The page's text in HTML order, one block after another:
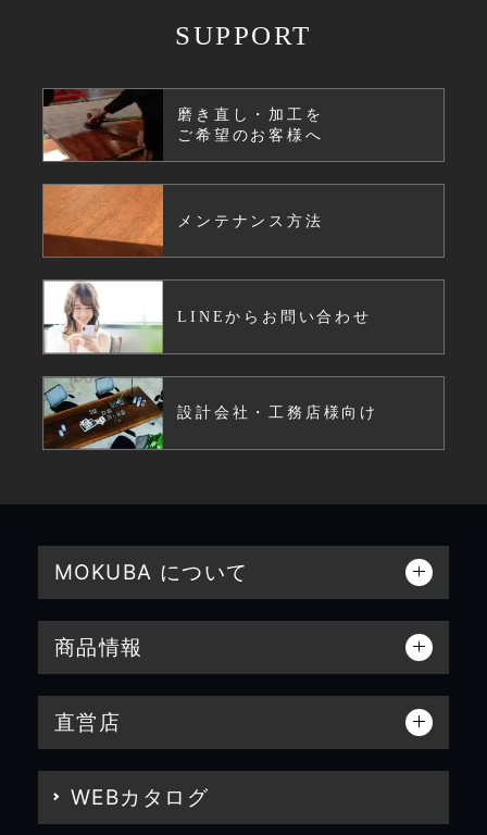
SUPPORT
磨き直し・加工を
ご希望のお客様へ
メンテナンス方法
LINEからお問い合わせ
設計会社・工務店様向け
MOKUBA について
商品情報
直営店
WEBカタログ